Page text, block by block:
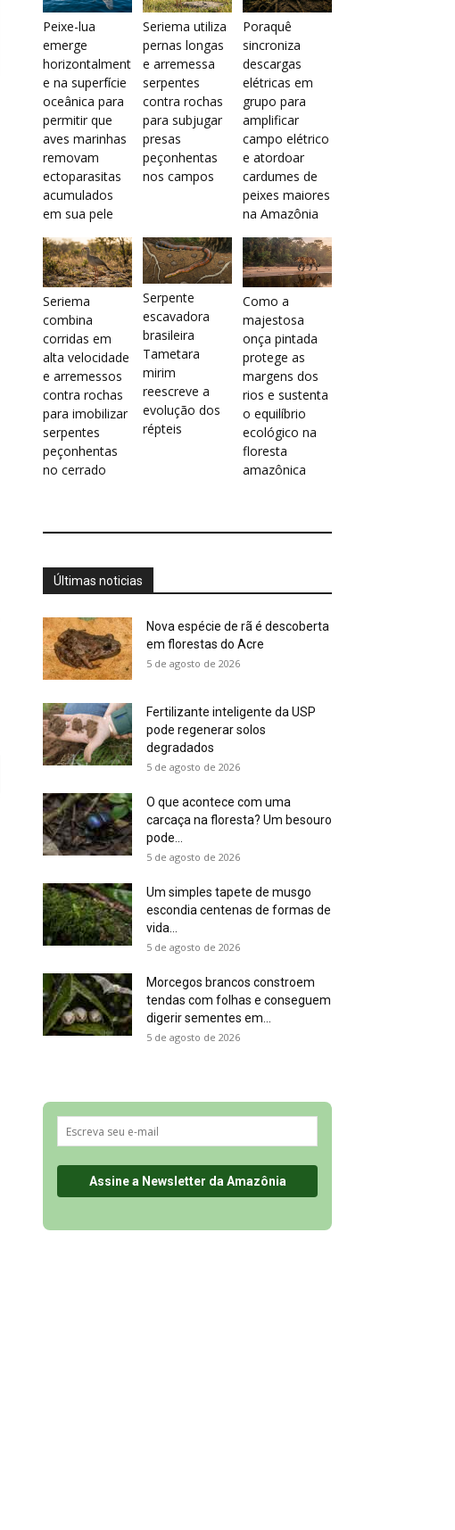
Peixe-lua
emerge
horizontalment
e na superfície
oceânica para
permitir que
aves marinhas
removam
ectoparasitas
acumulados
em sua pele
Seriema utiliza
pernas longas
e arremessa
serpentes
contra rochas
para subjugar
presas
peçonhentas
nos campos
Poraquê
sincroniza
descargas
elétricas em
grupo para
amplificar
campo elétrico
e atordoar
cardumes de
peixes maiores
na Amazônia
Seriema
combina
corridas em
alta velocidade
e arremessos
contra rochas
para imobilizar
serpentes
peçonhentas
no cerrado
Serpente
escavadora
brasileira
Tametara
mirim
reescreve a
evolução dos
répteis
Como a
majestosa
onça pintada
protege as
margens dos
rios e sustenta
o equilíbrio
ecológico na
floresta
amazônica
Últimas noticias
Nova espécie de rã é descoberta
em florestas do Acre
5 de agosto de 2026
Fertilizante inteligente da USP
pode regenerar solos
degradados
5 de agosto de 2026
O que acontece com uma
carcaça na floresta? Um besouro
pode...
5 de agosto de 2026
Um simples tapete de musgo
escondia centenas de formas de
vida...
5 de agosto de 2026
Morcegos brancos constroem
tendas com folhas e conseguem
digerir sementes em...
5 de agosto de 2026